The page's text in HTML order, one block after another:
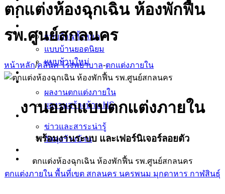
หน้าแรก
แบบบ้าน
แบบบ้านทั้งหมด
แบบบ้านยอดนิยม
แบบบ้านใหม่
ข้อมูล ตกแต่งภายใน บิ้วอิน
ผลงาน
ผลงานตกแต่งภายใน
ผลงานสร้างบ้าน HS
ข่าวและสาระน่ารู้
ข่าวและสาระน่ารู้
วัสดุสร้างบ้าน
ติดต่อเรา
ตกแต่งห้องฉุกเฉิน ห้องพักฟื้น
รพ.ศูนย์สกลนคร
หน้าหลัก/คลีนิค โรงพยาบาล-ตกแต่งภายใน
งานออกแบบตกแต่งภายใน
พร้อมงานระบบ และเฟอร์นิเจอร์ลอยตัว
ตกแต่งห้องฉุกเฉิน ห้องพักฟื้น รพ.ศูนย์สกลนคร
ตกแต่งภายใน พื้นที่เขต สกลนคร นครพนม มุกดาหาร กาฬสินธุ์